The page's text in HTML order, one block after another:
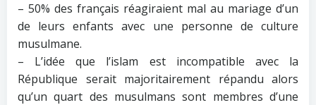
– 50% des français réagiraient mal au mariage d’un
de leurs enfants avec une personne de culture
musulmane.
– L’idée que l’islam est incompatible avec la
République serait majoritairement répandu alors
qu’un quart des musulmans sont membres d’une